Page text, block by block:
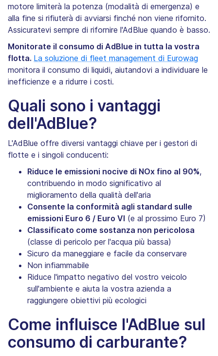
motore limiterà la potenza (modalità di emergenza) e
alla fine si rifiuterà di avviarsi finché non viene rifornito.
Assicuratevi sempre di rifornire l'AdBlue quando è basso.
Monitorate il consumo di AdBlue in tutta la vostra
flotta. La soluzione di fleet management di Eurowag
monitora il consumo di liquidi, aiutandovi a individuare le
inefficienze e a ridurre i costi.
Quali sono i vantaggi
dell'AdBlue?
L'AdBlue offre diversi vantaggi chiave per i gestori di
flotte e i singoli conducenti:
Riduce le emissioni nocive di NOx fino al 90%,
contribuendo in modo significativo al
miglioramento della qualità dell'aria
Consente la conformità agli standard sulle
emissioni Euro 6 / Euro VI (e al prossimo Euro 7)
Classificato come sostanza non pericolosa
(classe di pericolo per l'acqua più bassa)
Sicuro da maneggiare e facile da conservare
Non infiammabile
Riduce l'impatto negativo del vostro veicolo
sull'ambiente e aiuta la vostra azienda a
raggiungere obiettivi più ecologici
Come influisce l'AdBlue sul
consumo di carburante?